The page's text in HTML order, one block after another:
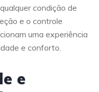
condição de
e o controle
uma experiência
e conforto.
e